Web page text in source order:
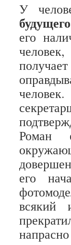
У
будущего
его
Роман
его
всякий